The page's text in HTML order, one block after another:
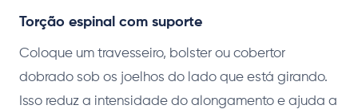
Torção espinal com suporte
Coloque um travesseiro, bolster ou cobertor
dobrado sob os joelhos do lado que está girando.
Isso reduz a intensidade do alongamento e ajuda a